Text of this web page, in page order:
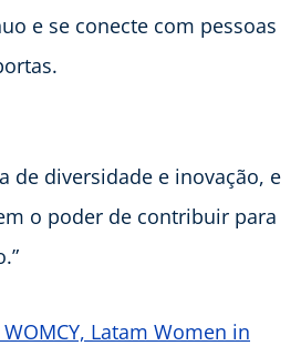
e se conecte com pessoas
de diversidade e inovação, e
o poder de contribuir para
Latam Women in